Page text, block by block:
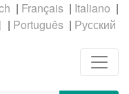
| |
|
| |